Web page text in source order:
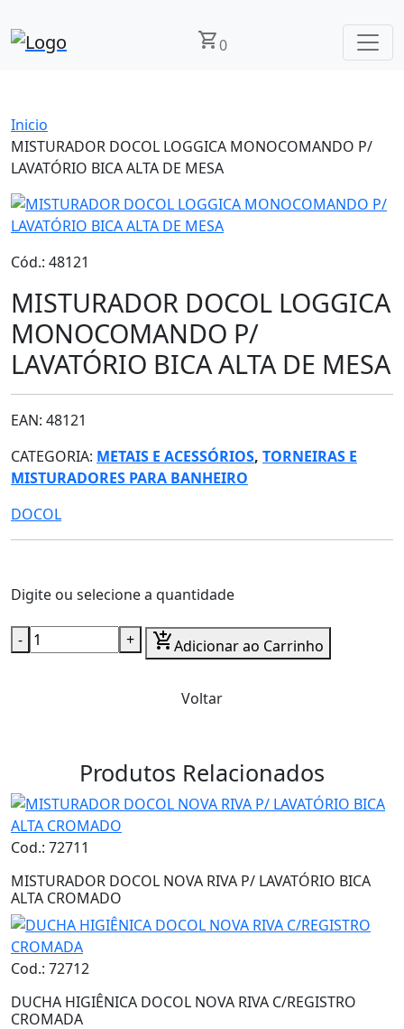
shopping_cart0
Inicio
MISTURADOR DOCOL LOGGICA MONOCOMANDO P/
LAVATÓRIO BICA ALTA DE MESA
Cód.: 48121
MISTURADOR DOCOL LOGGICA
MONOCOMANDO P/
LAVATÓRIO BICA ALTA DE MESA
EAN: 48121
CATEGORIA: METAIS E ACESSÓRIOS, TORNEIRAS E
MISTURADORES PARA BANHEIRO
DOCOL
Digite ou selecione a quantidade
- + add_shopping_cartAdicionar ao Carrinho
Voltar
Produtos Relacionados
Cod.: 72711
MISTURADOR DOCOL NOVA RIVA P/ LAVATÓRIO BICA
ALTA CROMADO
Cod.: 72712
DUCHA HIGIÊNICA DOCOL NOVA RIVA C/REGISTRO
CROMADA